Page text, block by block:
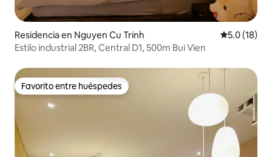
Residencia en Nguyen Cu Trinh Calificación
5.0 (18)
Estilo industrial 2BR, Central D1, 500m Bui Vien
Favorito entre huéspedes
Favorito entre huéspedes